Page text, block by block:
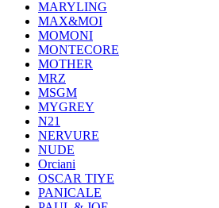
MARYLING
MAX&MOI
MOMONI
MONTECORE
MOTHER
MRZ
MSGM
MYGREY
N21
NERVURE
NUDE
Orciani
OSCAR TIYE
PANICALE